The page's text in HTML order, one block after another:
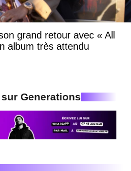
grand retour avec « All
album très attendu
Generations